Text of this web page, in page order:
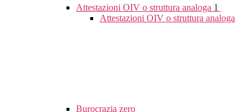
Attestazioni OIV o struttura analoga 1
Attestazioni OIV o struttura analoga
Burocrazia zero